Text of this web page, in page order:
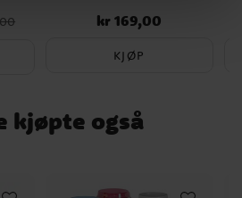
Pris :kr 169,00
kr 169,00
KJØP
kjøpte også